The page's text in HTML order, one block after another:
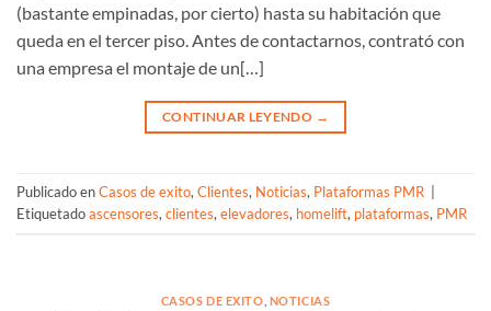
(bastante empinadas, por cierto) hasta su habitación que
queda en el tercer piso. Antes de contactarnos, contrató con
una empresa el montaje de un[…]
CONTINUAR LEYENDO →
Publicado enCasos de exito, Clientes, Noticias, Plataformas PMR
Etiquetadoascensores, clientes, elevadores, homelift, plataformas, PMR
CASOS DE EXITO NOTICIAS